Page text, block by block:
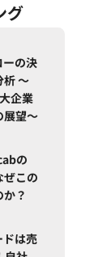
グ
ーの決
析 ～
企業
展望～
の
ぜこの
？
ドは売